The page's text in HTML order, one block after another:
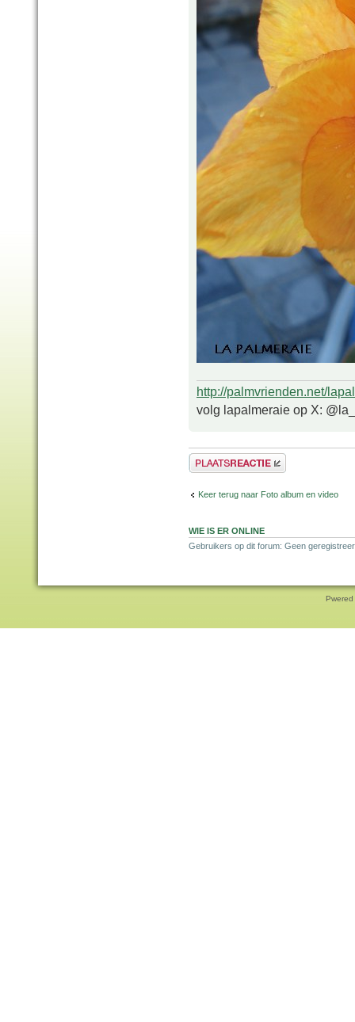
http://palmvrienden.net/
volg lapalmeraie op X:
Plaats een reactie
Keer terug naar Foto album en video
WIE IS ER ONLINE
Gebruikers op dit forum: Geen